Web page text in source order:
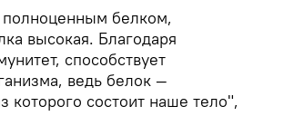
белком,
высокая. Благодаря
способствует
ведь белок —
которого состоит наше тело",